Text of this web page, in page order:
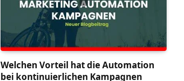
Welchen Vorteil hat die Automation
bei kontinuierlichen Kampagnen